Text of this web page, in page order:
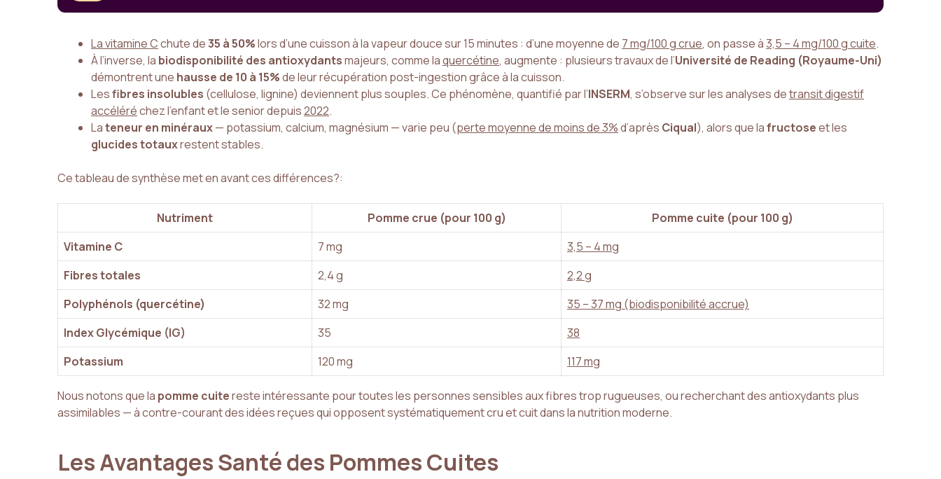
La vitamine Cchute de35 à 50%lors d’une cuisson à la vapeur douce sur 15 minutes : d’une moyenne de 7 mg/100 g crue, on passe à3,5 – 4 mg/100 g cuite.
À l’inverse, la biodisponibilité des antioxydantsmajeurs, comme laquercétine, augmente : plusieurs travaux de l’Université de Reading (Royaume-Uni)
démontrent une hausse de 10 à 15%de leur récupération post-ingestion grâce à la cuisson.
Lesfibres insolubles (cellulose, lignine) deviennent plus souples. Ce phénomène, quantifié par l’INSERM, s’observe sur les analyses detransit digestif
accéléréchez l’enfant et le senior depuis2022.
Lateneur en minéraux— potassium, calcium, magnésium — varie peu (perte moyenne de moins de 3%d’après Ciqual), alors que lafructoseet les
glucides totauxrestent stables.
Ce tableau de synthèse met en avant ces différences?:
Nutriment Pomme crue (pour 100 g)
Pomme cuite (pour 100 g)
Vitamine C
7 mg
3,5 – 4 mg
Fibres totales
2,4 g
2,2 g
Polyphénols (quercétine)
32 mg
35 – 37 mg (biodisponibilité accrue)
Index Glycémique (IG)
35
38
Potassium
120 mg 117 mg
Nous notons que la pomme cuitereste intéressante pour toutes les personnes sensibles aux fibres trop rugueuses, ou recherchant des antioxydants plus
assimilables — à contre-courant des idées reçues qui opposent systématiquement cru et cuit dans la nutrition moderne.
Les Avantages Santé des Pommes Cuites